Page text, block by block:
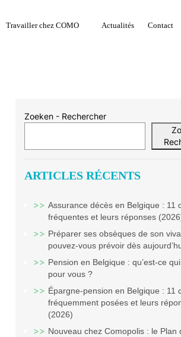
Travailler chez COMO Actualités Contact
Zoeken - Rechercher
ARTICLES RÉCENTS
Assurance décès en Belgique : 11
fréquentes et leurs réponses
Préparer ses obsèques de son
pouvez-vous prévoir dès
Pension en Belgique : qu’est-ce
pour vous ?
Épargne-pension en Belgique : 11
fréquemment posées et leurs
(2026)
Nouveau chez Comopolis : le Plan